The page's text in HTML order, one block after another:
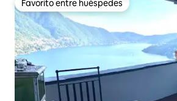
Favorito entre huéspedes
Favorito entre huéspedes